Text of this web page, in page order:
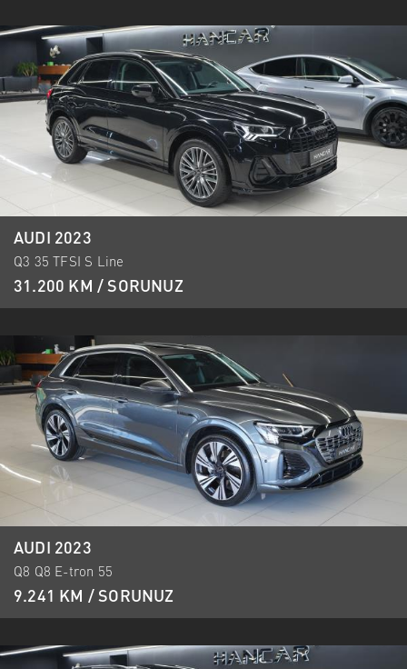
AUDI 2023
Q3 35 TFSI S Line
31.200 KM / SORUNUZ
AUDI 2023
Q8 Q8 E-tron 55
9.241 KM / SORUNUZ